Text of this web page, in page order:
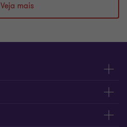
Veja mais